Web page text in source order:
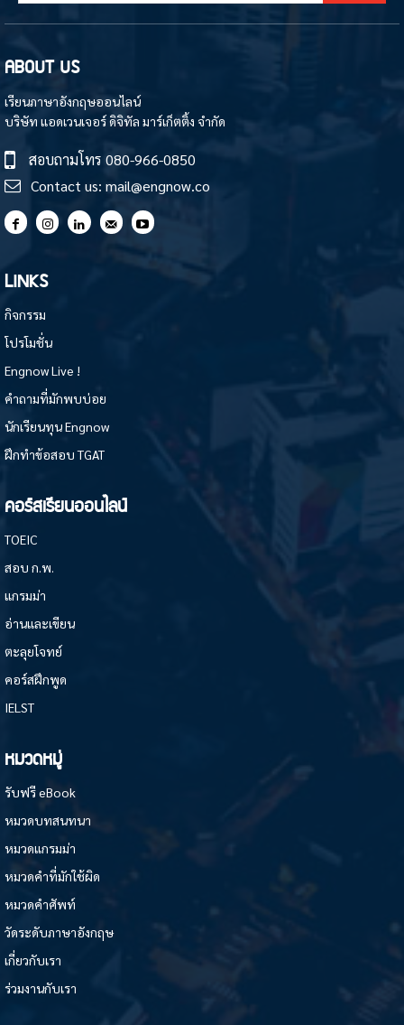
ABOUT US
เรียนภาษาอังกฤษออนไลน์
บริษัท แอดเวนเจอร์ ดิจิทัล มาร์เก็ตติ้ง จำกัด
สอบถามโทร 080-966-0850
Contact us: mail@engnow.co
LINKS
กิจกรรม
โปรโมชั่น
Engnow Live !
คำถามที่มักพบบ่อย
นักเรียนทุน Engnow
ฝึกทำข้อสอบ TGAT
คอร์สเรียนออนไลน์
TOEIC
สอบ ก.พ.
แกรมม่า
อ่านและเขียน
ตะลุยโจทย์
คอร์สฝึกพูด
IELST
หมวดหมู่
รับฟรี eBook
หมวดบทสนทนา
หมวดแกรมม่า
หมวดคำที่มักใช้ผิด
หมวดคำศัพท์
วัดระดับภาษาอังกฤษ
เกี่ยวกับเรา
ร่วมงานกับเรา